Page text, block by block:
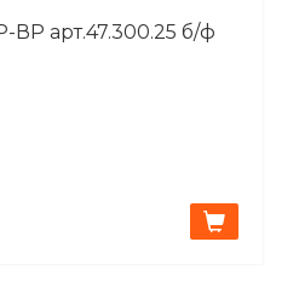
ВР арт.47.300.25 б/ф